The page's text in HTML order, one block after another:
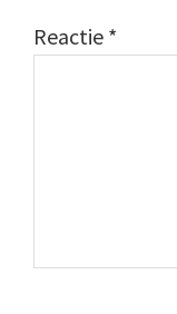
Reactie *